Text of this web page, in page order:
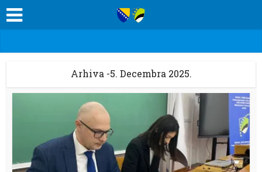
Arhiva -5. Decembra 2025.